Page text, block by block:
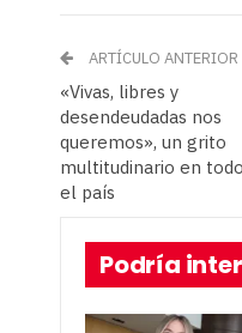
ARTÍCULO ANTERIOR
«Vivas, libres y
desendeudadas nos
queremos», un grito
multitudinario en todo
el país
Podría